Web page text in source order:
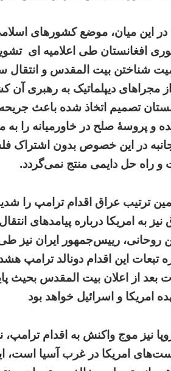
در این میان، موضع کشورهای
افغانستان طی اعلامیه ای
شناختن بیت المقدس و انتقال
از مجراهای دیپلماتیک به رهبری
تصمیم اتخاذ شده باعث
و پروسۀ صلح در خاورمیانه را
در این خصوص بدون اشتراک
و راه حل دایمی منتج نمی‌گردد.
ترتیب عراق اقدام ترامپ را
نیز به امریکا درباره پیامدهای
رییس‌جمهور ایران نیز
تبعات این اقدام دونالد ترامپ
بعد از اعلان بیت المقدس بحیث
امریکا و اسرائیل خواهد بود
نیز موج واکنش به اقدام
امریکا در غرب آسیا است،